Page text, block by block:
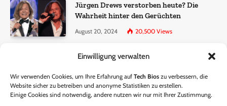
Einwilligung verwalten
Wir verwenden Cookies, um Ihre Erfahrung auf Tech Bios zu verbessern, die
Website sicher zu betreiben und anonyme Statistiken zu erstellen.
Einige Cookies sind notwendig, andere nutzen wir nur mit Ihrer Zustimmung.
Jürgen Drews verstorben heute? Die
Wahrheit hinter den Gerüchten
August 20, 2024 20,500 Views
Ralf Dammasch Traueranzeige:
June 26, 2024 13,286Views